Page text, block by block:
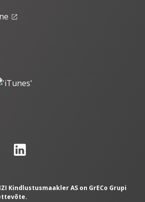
launch
Kindlustusmaakler AS on GrECo Grupi